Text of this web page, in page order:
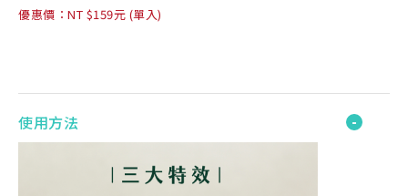
優惠價：NT $159元 (單入)
使用方法